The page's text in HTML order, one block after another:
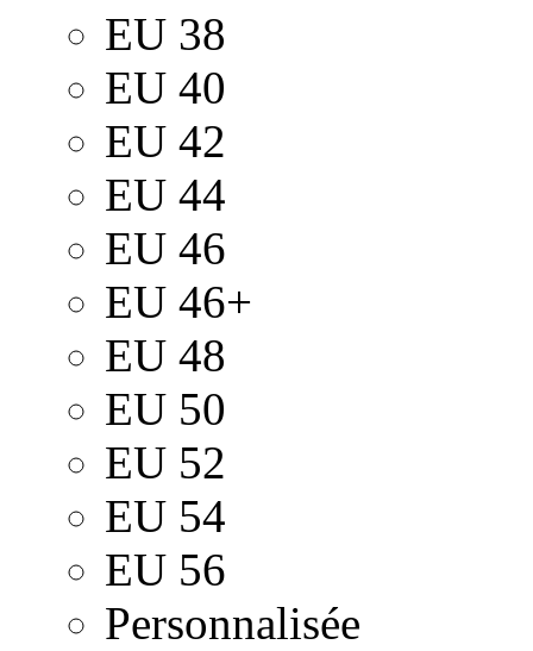
EU 38
EU 40
EU 42
EU 44
EU 46
EU 46+
EU 48
EU 50
EU 52
EU 54
EU 56
Personnalisée